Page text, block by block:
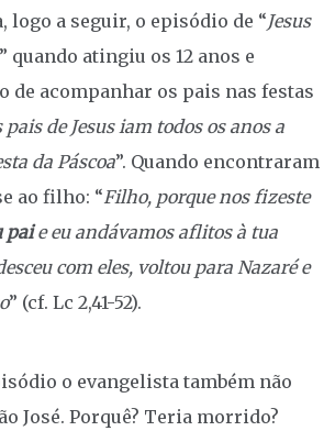
logo a seguir, o episódio de “Jesus
” quando atingiu os 12 anos e
de acompanhar os pais nas festas
pais de Jesus iam todos os anos a
da Páscoa”. Quando encontraram
ao filho: “Filho, porque nos fizeste
paie eu andávamos aflitos à tua
com eles, voltou para Nazaré e
” (cf. Lc 2,41-52).
o evangelista também não
José. Porquê? Teria morrido?